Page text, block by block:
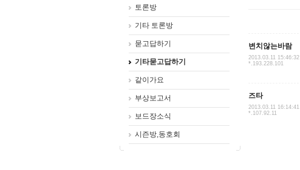
토론방
기타 토론방
묻고답하기
기타묻고답하기
같이가요
부상보고서
보드장소식
시즌방,동호회
변치않는바람
2013.03.11 15:46:32
*.193.228.101
즈타
2013.03.11 16:14:41
*.107.92.11